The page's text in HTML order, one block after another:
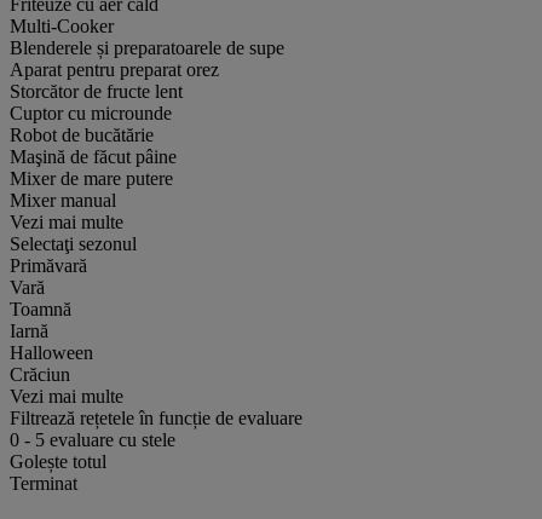
Friteuze cu aer cald
Multi-Cooker
Blenderele și preparatoarele de supe
Aparat pentru preparat orez
Storcător de fructe lent
Cuptor cu microunde
Robot de bucătărie
Maşină de făcut pâine
Mixer de mare putere
Mixer manual
Vezi mai multe
Selectaţi sezonul
Primăvară
Vară
Toamnă
Iarnă
Halloween
Crăciun
Vezi mai multe
Filtrează rețetele în funcție de evaluare
0 - 5 evaluare cu stele
Golește totul
Terminat